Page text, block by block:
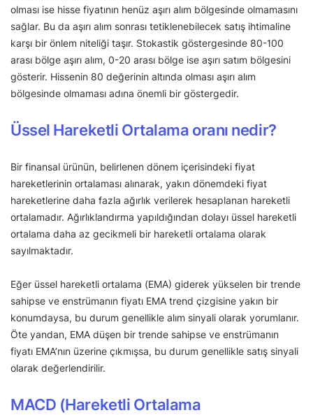
olması ise hisse fiyatının henüz aşırı alım bölgesinde olmamasını
sağlar. Bu da aşırı alım sonrası tetiklenebilecek satış ihtimaline
karşı bir önlem niteliği taşır. Stokastik göstergesinde 80-100
arası bölge aşırı alım, 0-20 arası bölge ise aşırı satım bölgesini
gösterir. Hissenin 80 değerinin altında olması aşırı alım
bölgesinde olmaması adına önemli bir göstergedir.
Üssel Hareketli Ortalama oranı nedir?
Bir finansal ürünün, belirlenen dönem içerisindeki fiyat
hareketlerinin ortalaması alınarak, yakın dönemdeki fiyat
hareketlerine daha fazla ağırlık verilerek hesaplanan hareketli
ortalamadır. Ağırlıklandırma yapıldığından dolayı üssel hareketli
ortalama daha az gecikmeli bir hareketli ortalama olarak
sayılmaktadır.
Eğer üssel hareketli ortalama (EMA) giderek yükselen bir trende
sahipse ve enstrümanın fiyatı EMA trend çizgisine yakın bir
konumdaysa, bu durum genellikle alım sinyali olarak yorumlanır.
Öte yandan, EMA düşen bir trende sahipse ve enstrümanın
fiyatı EMA’nın üzerine çıkmışsa, bu durum genellikle satış sinyali
olarak değerlendirilir.
MACD (Hareketli Ortalama